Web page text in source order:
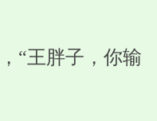
“王胖子，你输